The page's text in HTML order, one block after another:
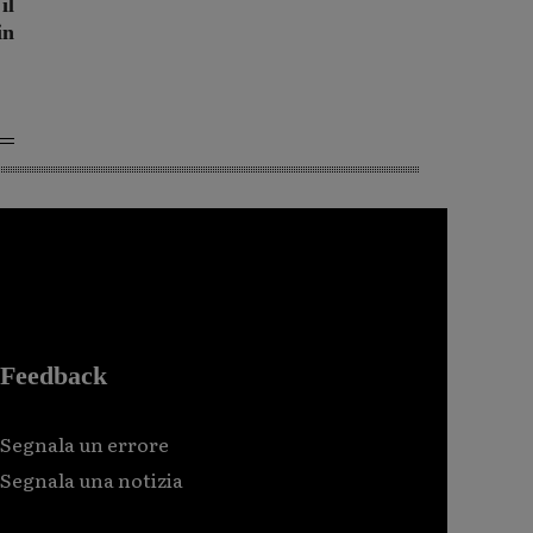
il
Feedback
Segnala un errore
Segnala una notizia